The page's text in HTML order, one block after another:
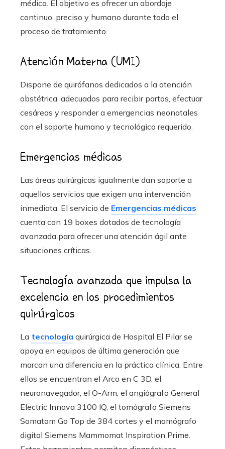
médica. El objetivo es ofrecer un abordaje
continuo, preciso y humano durante todo el
proceso de tratamiento.
Atención Materna (UMI)
Dispone de quirófanos dedicados a la atención
obstétrica, adecuados para recibir partos, efectuar
cesáreas y responder a emergencias neonatales
con el soporte humano y tecnológico requerido.
Emergencias médicas
Las áreas quirúrgicas igualmente dan soporte a
aquellos servicios que exigen una intervención
inmediata. El servicio de Emergencias médicas
cuenta con 19 boxes dotados de tecnología
avanzada para ofrecer una atención ágil ante
situaciones críticas.
Tecnología avanzada que impulsa la
excelencia en los procedimientos
quirúrgicos
La tecnología quirúrgica de Hospital El Pilar se
apoya en equipos de última generación que
marcan una diferencia en la práctica clínica. Entre
ellos se encuentran el Arco en C 3D, el
neuronavegador, el O-Arm, el angiógrafo General
Electric Innova 3100 IQ, el tomógrafo Siemens
Somatom Go Top de 384 cortes y el mamógrafo
digital Siemens Mammomat Inspiration Prime.